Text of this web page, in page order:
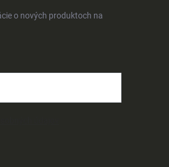
o nových produktoch na